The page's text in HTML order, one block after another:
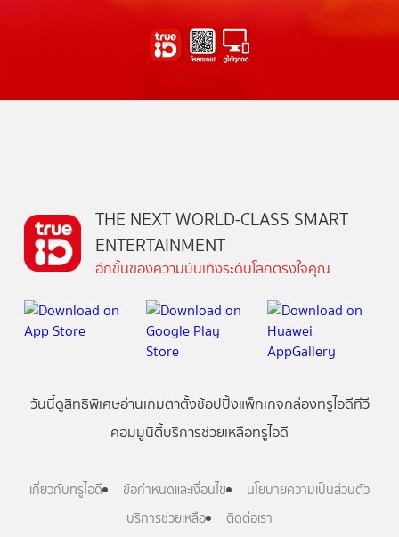
THE NEXT WORLD-CLASS SMART
ENTERTAINMENT
อีกขั้นของความบันเทิงระดับโลกตรงใจคุณ
วันนี้ดูสิทธิพิเศษอ่านเกมตาตั้งช้อปปิ้งแพ็กเกจกล่องทรูไอดีทีวี
คอมมูนิตี้บริการช่วยเหลือทรูไอดี
เกี่ยวกับทรูไอดี ข้อกำหนดและเงื่อนไข
นโยบายความเป็นส่วนตัว
บริการช่วยเหลือ
ติดต่อเรา